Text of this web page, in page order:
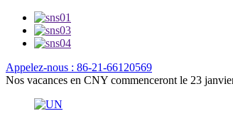
Appelez-nous : 86-21-66120569
Nos vacances en CNY commenceront le 23